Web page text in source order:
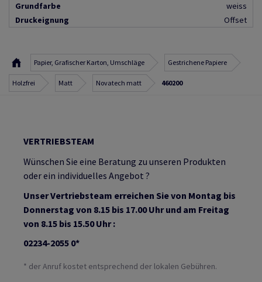
Grundfarbe
weiss
Druckeignung
Offset
Papier, Grafischer Karton, Umschläge Gestrichene Papiere
Holzfrei Matt Novatech matt 460200
VERTRIEBSTEAM
Wünschen Sie eine Beratung zu unseren Produkten
oder ein individuelles Angebot ?
Unser Vertriebsteam erreichen Sie von Montag bis
Donnerstag von 8.15 bis 17.00 Uhr und am Freitag
von 8.15 bis 15.50 Uhr :
02234-2055 0*
* der Anruf kostet entsprechend der lokalen Gebühren.